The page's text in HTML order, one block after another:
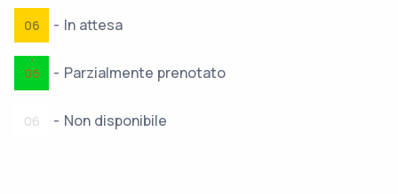
06 - In attesa
·
06 - Parzialmente prenotato
06 - Non disponibile